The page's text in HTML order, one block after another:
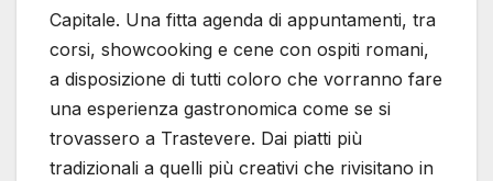
Capitale. Una fitta agenda di appuntamenti, tra
corsi, showcooking e cene con ospiti romani,
a disposizione di tutti coloro che vorranno fare
una esperienza gastronomica come se si
trovassero a Trastevere. Dai piatti più
tradizionali a quelli più creativi che rivisitano in